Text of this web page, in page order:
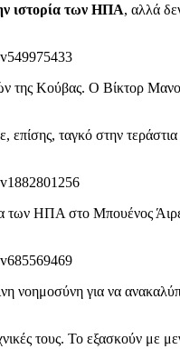
ιστορία των ΗΠΑ, αλλά
της Κούβας. Ο Βίκτορ
επίσης, ταγκό στην
των ΗΠΑ στο Μπουένος
νοημοσύνη για να
τους. Το εξασκούν με